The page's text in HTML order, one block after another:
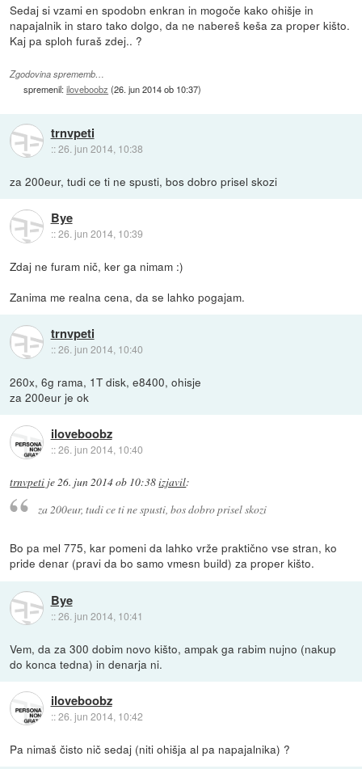
Sedaj si vzami en spodobn enkran in mogoče kako ohišje in
napajalnik in staro tako dolgo, da ne nabereš keša za proper kišto.
Kaj pa sploh furaš zdej.. ?
Zgodovina sprememb…
spremenil:iloveboobz (26. jun 2014 ob 10:37)
trnvpeti
::26. jun 2014, 10:38
za 200eur, tudi ce ti ne spusti, bos dobro prisel skozi
Bye
::26. jun 2014, 10:39
Zdaj ne furam nič, ker ga nimam :)
Zanima me realna cena, da se lahko pogajam.
trnvpeti
::26. jun 2014, 10:40
260x, 6g rama, 1T disk, e8400, ohisje
za 200eur je ok
iloveboobz
::26. jun 2014, 10:40
trnvpeti je26. jun 2014 ob 10:38izjavil:
za 200eur, tudi ce ti ne spusti, bos dobro prisel skozi
Bo pa mel 775, kar pomeni da lahko vrže praktično vse stran, ko
pride denar (pravi da bo samo vmesn build) za proper kišto.
Bye
::26. jun 2014, 10:41
Vem, da za 300 dobim novo kišto, ampak ga rabim nujno (nakup
do konca tedna) in denarja ni.
iloveboobz
::26. jun 2014, 10:42
Pa nimaš čisto nič sedaj (niti ohišja al pa napajalnika) ?